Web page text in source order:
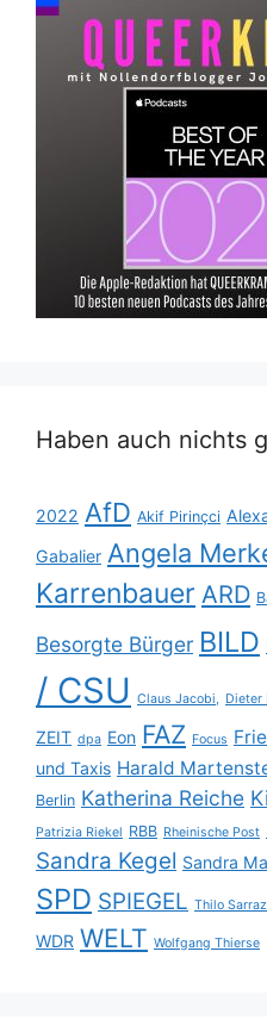
Haben auch nichts
2022 AfD Akif Pirinçci
Gabalier Angela
Karrenbauer ARD
Besorgte Bürger BILD
/ CSU Claus Jacobi, Dieter
ZEIT dpa Eon FAZ Focus
und Taxis Harald
Berlin Katherina Reiche
Patrizia Riekel RBB Rheinische Post
Sandra Kegel Sandra
SPD SPIEGEL Thilo
WDR WELT Wolfgang Thierse